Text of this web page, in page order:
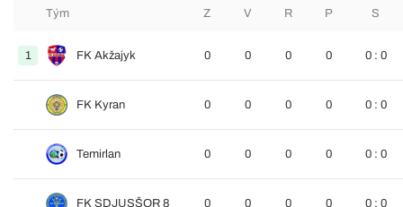
Tým Z V R P S
1 FK Akžajyk 0 0 0 0 0 : 0
FK Kyran 0 0 0 0 0 : 0
Temirlan 0 0 0 0 0 : 0
FK SDJUSŠOR 8 0 0 0 0 0 : 0